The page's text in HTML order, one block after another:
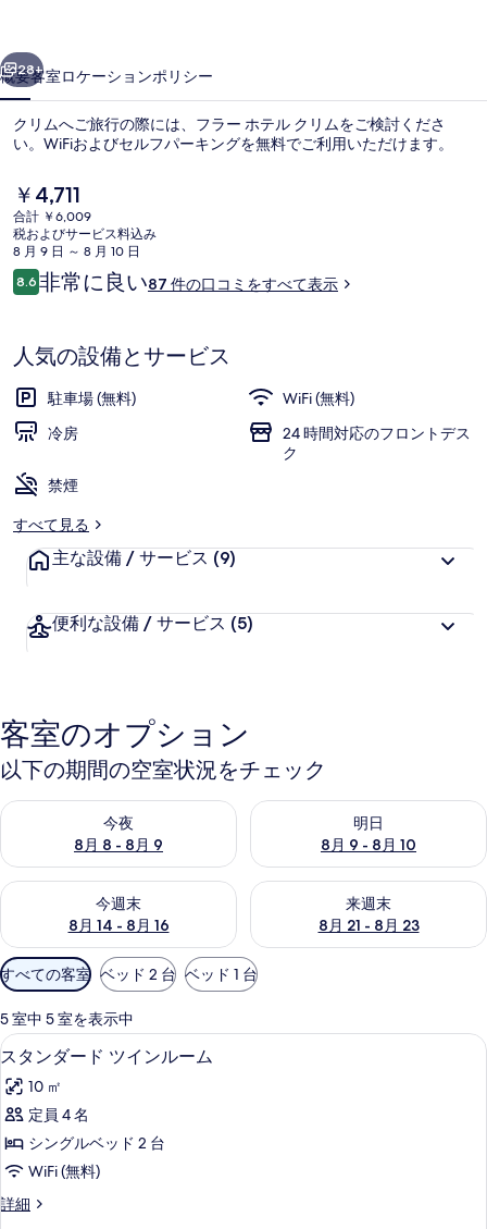
リ
ム
の
真
ギ
ャ
リ
ー
次へ
28+
概要客室ロケーションポリシー
クリムへご旅行の際には、フラー ホテル クリムをご検討くださ
い。WiFiおよびセルフパーキングを無料でご利用いただけます。
現
在
の
料
金
は
す
￥4,711
合計 ￥6,009
税およびサービス料込み
8 月 9 日 ～ 8 月 10 日
口
コ
8.610段階中8.6
非常に良い87 件の口コミをすべて表示
人気の設備とサービス
駐車場 (無料)
WiFi (無料)
冷房
24 時間対応のフロントデス
ク
禁煙
すべて見る
主な設備 / サービス (9)
便利な設備 / サービス (5)
客室のオプション
以下の期間の空室状況をチェック
今夜
8月 8 - 8月 9
今夜 8月 8 - 8月 9 の空室状況をチェック
明日
8月 9 - 8月 10
明日 8月 9 - 8月 10 の空室状
今週末
8月 14 - 8月 16
今週末 8月 14 - 8月 16 の空室状況をチェック
来週末
8月 21 - 8月 23
来週末 8月 21 - 8月 23 の空室
利
用
可
能
な
客
室
の
り
込
すべての客室 ベッド 2 台 ベッド 1 台
5 室中 5 室を表示中
ス
タ
ン
ダ
ー
ツ
スタンダード ツインルーム | セーフ
4
スタンダード ツインルーム
10 ㎡
定員 4 名
シングルベッド 2 台
WiFi (無料)
詳細
ス